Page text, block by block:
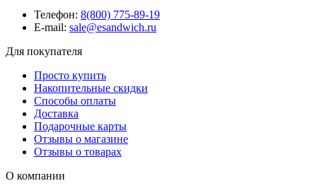
Телефон: 8(800) 775-89-19
E-mail: sale@esandwich.ru
Для покупателя
Просто купить
Накопительные скидки
Способы оплаты
Доставка
Подарочные карты
Отзывы о магазине
Отзывы о товарах
О компании